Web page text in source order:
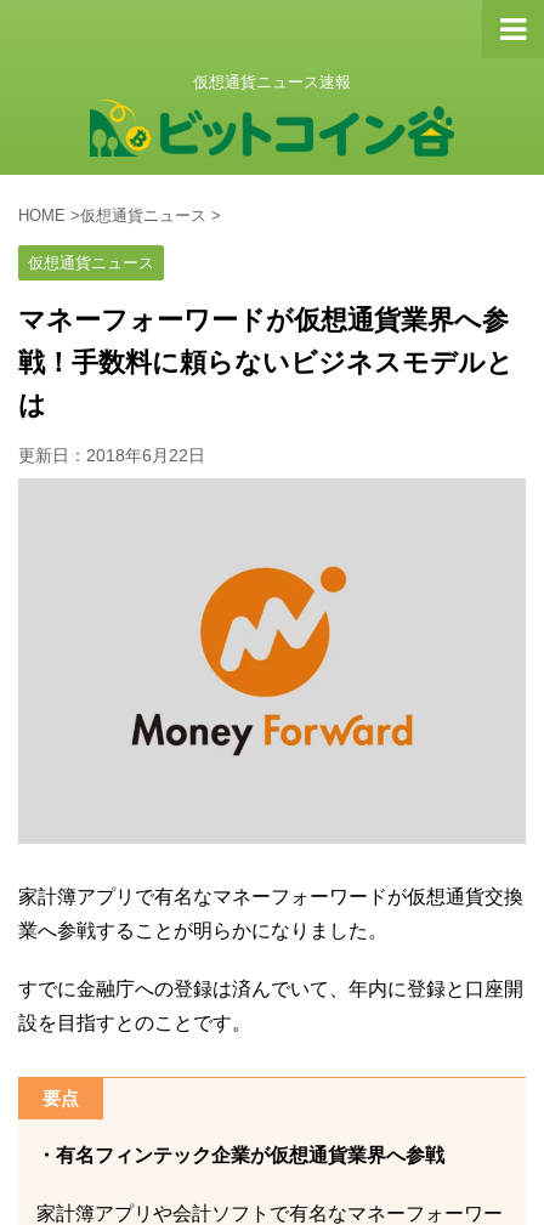
仮想通貨ニュース速報
HOME >仮想通貨ニュース >
仮想通貨ニュース
マネーフォーワードが仮想通貨業界へ参
戦！手数料に頼らないビジネスモデルと
は
更新日： 2018年6月22日
家計簿アプリで有名なマネーフォーワードが仮想通貨交換
業へ参戦することが明らかになりました。
すでに金融庁への登録は済んでいて、年内に登録と口座開
設を目指すとのことです。
要点
・有名フィンテック企業が仮想通貨業界へ参戦
家計簿アプリや会計ソフトで有名なマネーフォーワー